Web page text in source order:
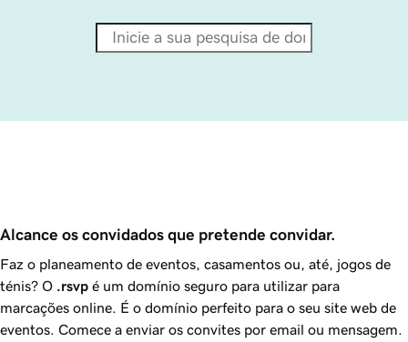
Alcance os convidados que pretende convidar.
Faz o planeamento de eventos, casamentos ou, até, jogos de
ténis? O .rsvp é um domínio seguro para utilizar para
marcações online. É o domínio perfeito para o seu site web de
eventos. Comece a enviar os convites por email ou mensagem.